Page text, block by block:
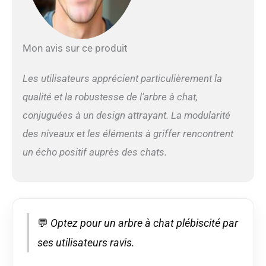
exquis, ce qui le rend
stable pour une longue
lisse et sans bavures
pour garantir la
plus large de haut en
bas assure une plus
de sisal naturelles, les
poteaux à griffer sont
Mon avis sur ce produit
Les utilisateurs apprécient particulièrement la
qualité et la robustesse de l’arbre à chat,
conjuguées à un design attrayant. La modularité
des niveaux et les éléments à griffer rencontrent
un écho positif auprès des chats.
💬 Optez pour un arbre à chat plébiscité par
ses utilisateurs ravis.